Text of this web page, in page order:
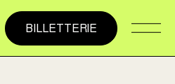
BILLETTERIE